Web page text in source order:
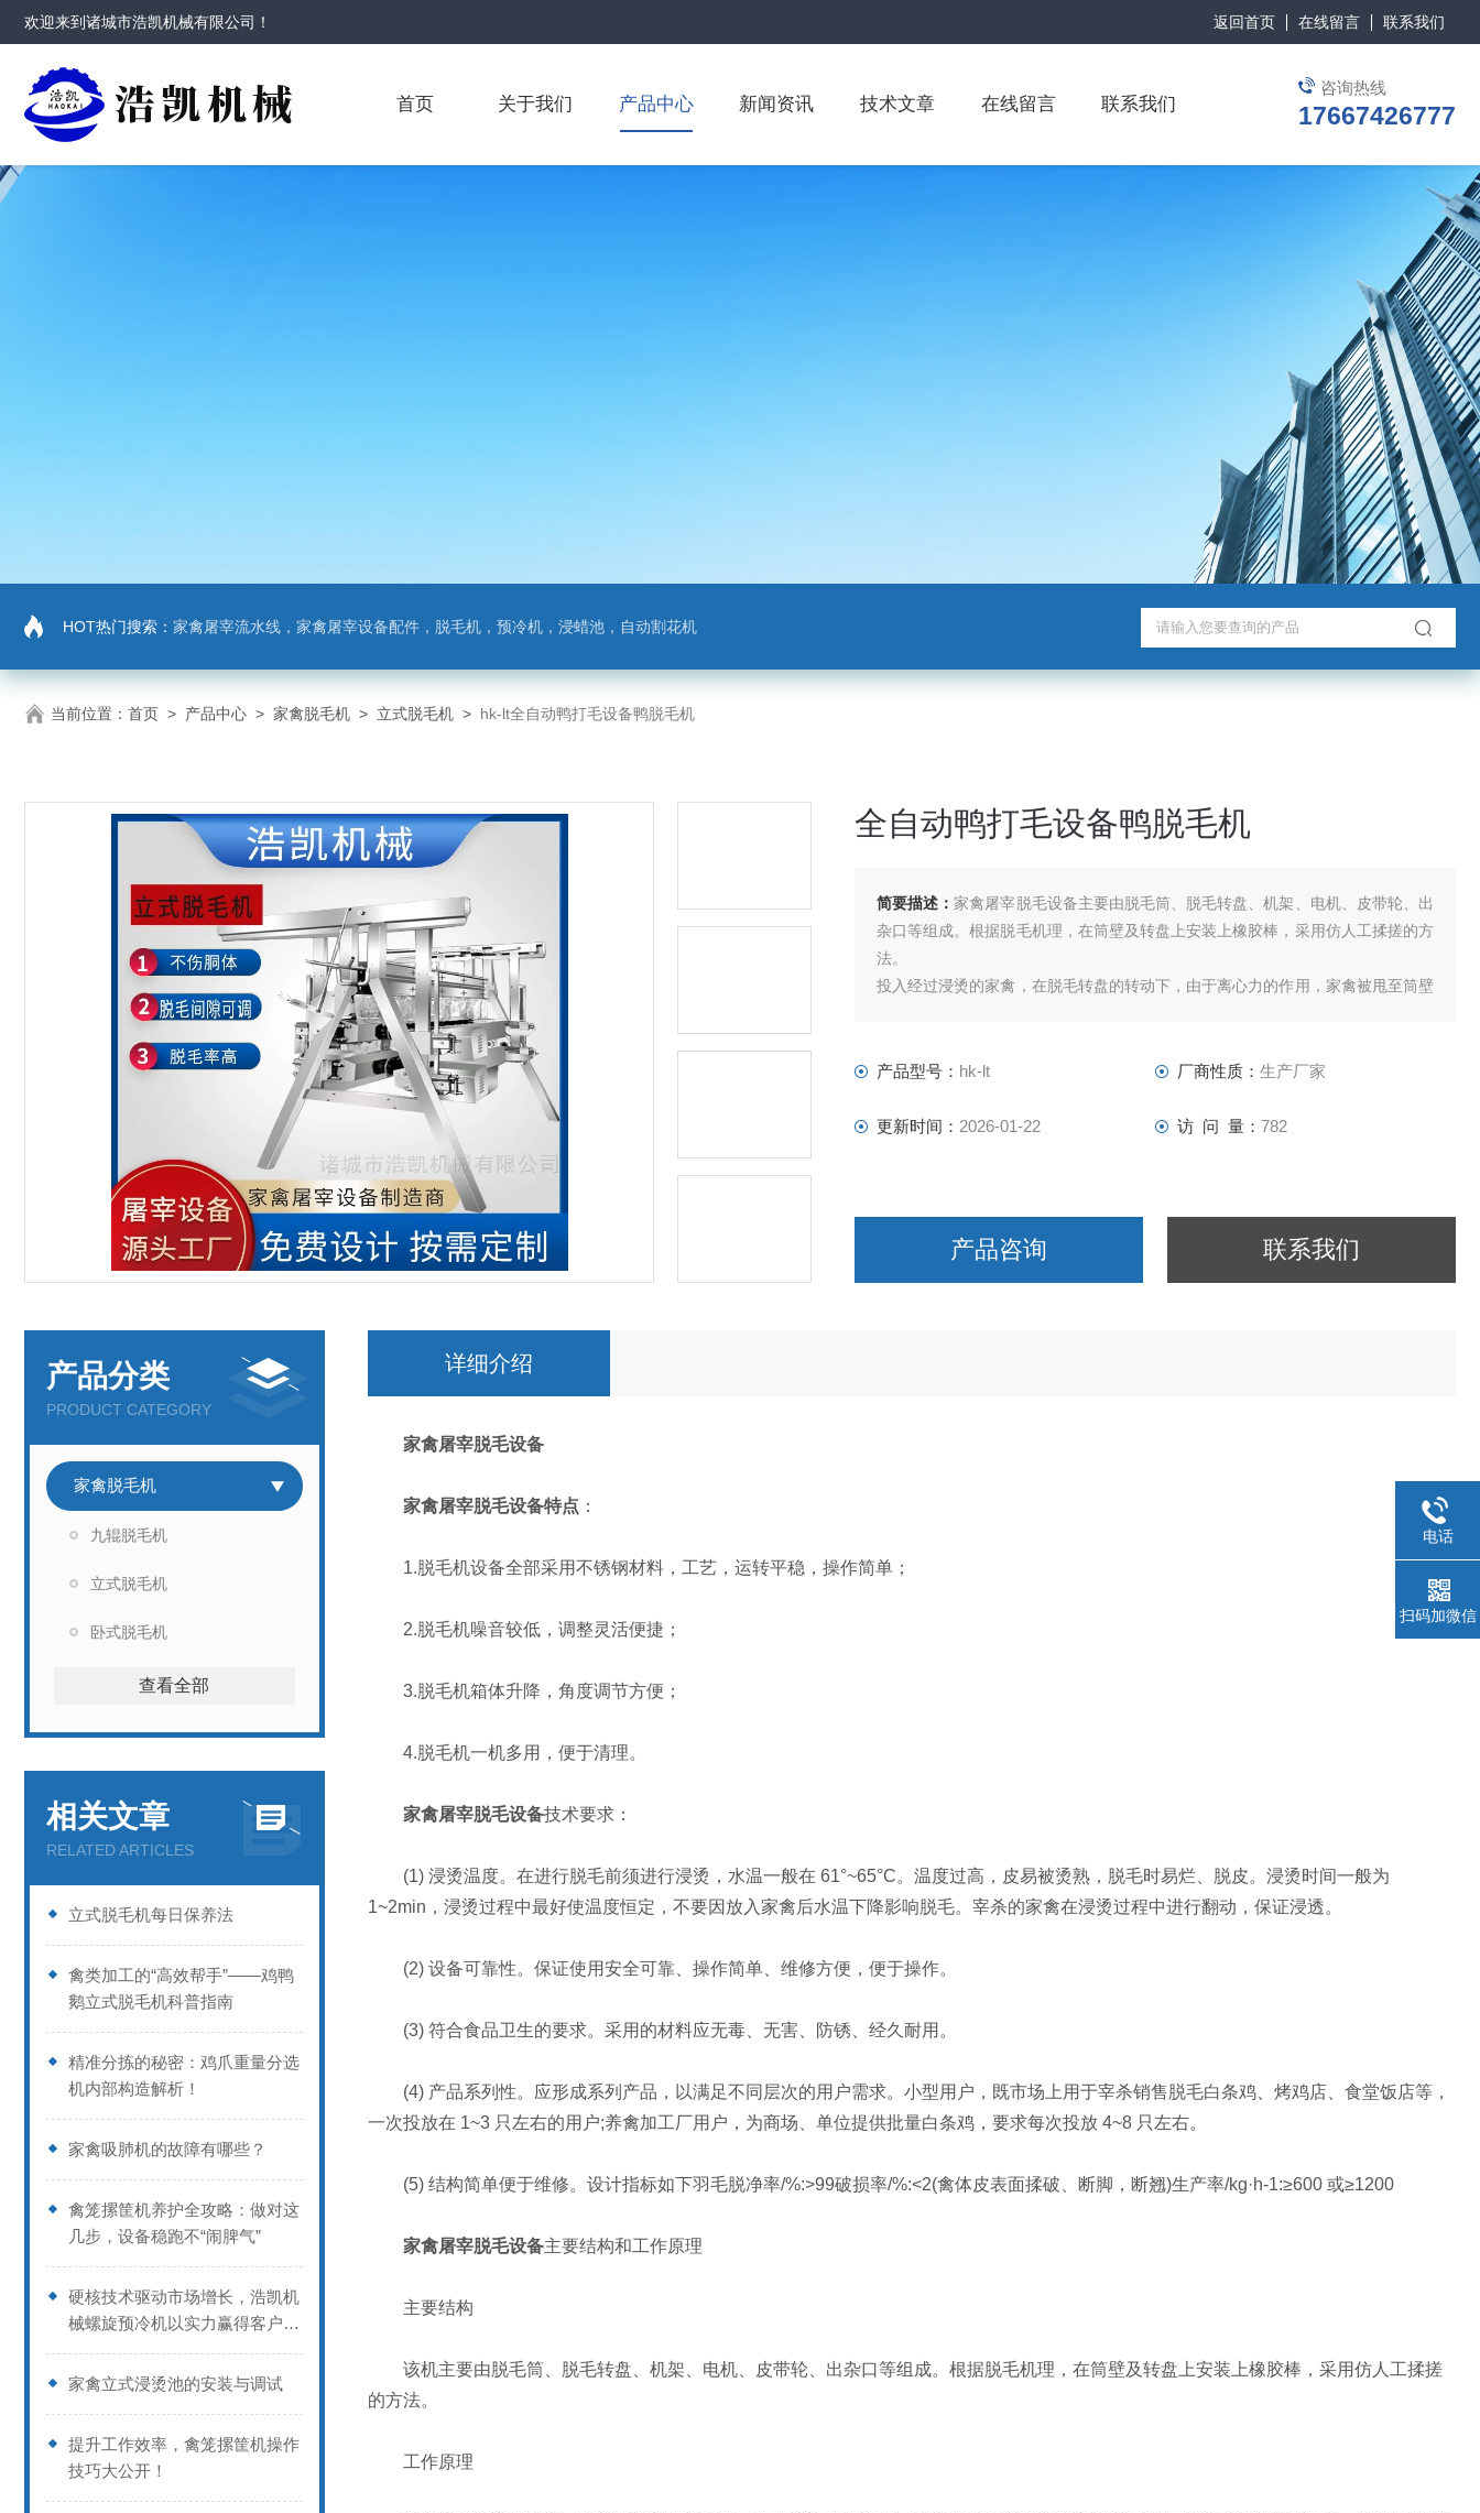
欢迎来到诸城市浩凯机械有限公司 ！ 返回首页 在线留言 联系我们
咨询热线
17667426777
首页 关于我们 产品中心 新闻资讯 技术文章 在线留言 联系我们
HOT热门搜索： 家禽屠宰流水线，家禽屠宰设备配件，脱毛机，预冷机，浸蜡池，自动割花机
当前位置： 首页 > 产品中心 > 家禽脱毛机 > 立式脱毛机 > hk-lt全自动鸭打毛设备鸭脱毛机
全自动鸭打毛设备鸭脱毛机
简要描述：家禽屠宰脱毛设备主要由脱毛筒、脱毛转盘、机架、电机、皮带轮、出
杂口等组成。根据脱毛机理，在筒壁及转盘上安装上橡胶棒，采用仿人工揉搓的方
法。
投入经过浸烫的家禽，在脱毛转盘的转动下，由于离心力的作用，家禽被甩至筒壁
隙中掉下，被刮毛棒刮到出杂口排出。
产品型号： hk-lt 厂商性质： 生产厂家
更新时间： 2026-01-22 访 问 量： 782
产品咨询 联系我们
产品分类
PRODUCT CATEGORY
家禽脱毛机
九辊脱毛机
立式脱毛机
卧式脱毛机
查看全部
相关文章
RELATED ARTICLES
立式脱毛机每日保养法
禽类加工的“高效帮手”——鸡鸭
鹅立式脱毛机科普指南
精准分拣的秘密：鸡爪重量分选
机内部构造解析！
家禽吸肺机的故障有哪些？
禽笼摞筐机养护全攻略：做对这
几步，设备稳跑不“闹脾气”
硬核技术驱动市场增长，浩凯机
械螺旋预冷机以实力赢得客户信
赖
家禽立式浸烫池的安装与调试
提升工作效率，禽笼摞筐机操作
技巧大公开！
详细介绍
家禽屠宰脱毛设备
家禽屠宰脱毛设备特点 ：
1.脱毛机设备全部采用不锈钢材料，工艺，运转平稳，操作简单；
2.脱毛机噪音较低，调整灵活便捷；
3.脱毛机箱体升降，角度调节方便；
4.脱毛机一机多用，便于清理。
家禽屠宰脱毛设备技术要求：
(1) 浸烫温度。在进行脱毛前须进行浸烫，水温一般在 61°~65°C。温度过高，皮易被烫熟，脱毛时易烂、脱皮。浸烫时间一般为
1~2min，浸烫过程中最好使温度恒定，不要因放入家禽后水温下降影响脱毛。宰杀的家禽在浸烫过程中进行翻动，保证浸透。
(2) 设备可靠性。保证使用安全可靠、操作简单、维修方便，便于操作。
(3) 符合食品卫生的要求。采用的材料应无毒、无害、防锈、经久耐用。
(4) 产品系列性。应形成系列产品，以满足不同层次的用户需求。小型用户，既市场上用于宰杀销售脱毛白条鸡、烤鸡店、食堂饭店等，
一次投放在 1~3 只左右的用户;养禽加工厂用户，为商场、单位提供批量白条鸡，要求每次投放 4~8 只左右。
(5) 结构简单便于维修。设计指标如下羽毛脱净率/%:>99破损率/%:<2(禽体皮表面揉破、断脚，断翘)生产率/kg·h-1:≥600 或≥1200
家禽屠宰脱毛设备主要结构和工作原理
主要结构
该机主要由脱毛筒、脱毛转盘、机架、电机、皮带轮、出杂口等组成。根据脱毛机理，在筒壁及转盘上安装上橡胶棒，采用仿人工揉搓
的方法。
工作原理
电话
扫码加微信